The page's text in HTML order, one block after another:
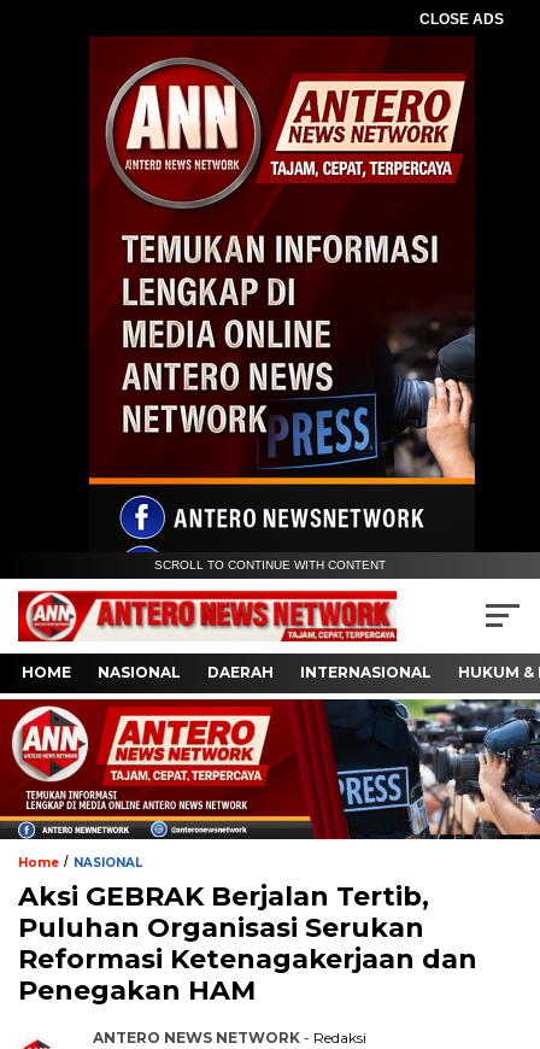
CLOSE ADS
SCROLL TO CONTINUE WITH CONTENT
HOME NASIONAL DAERAH INTERNASIONAL HUKUM &
Home / NASIONAL
Aksi GEBRAK Berjalan Tertib,
Puluhan Organisasi Serukan
Reformasi Ketenagakerjaan dan
Penegakan HAM
ANTERO NEWS NETWORK - Redaksi